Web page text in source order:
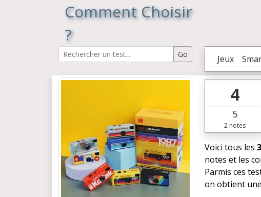
Comment Choisir
?
Jeux
4
5
2 notes
Voici tous les
notes et les
Parmis ces
on obtient